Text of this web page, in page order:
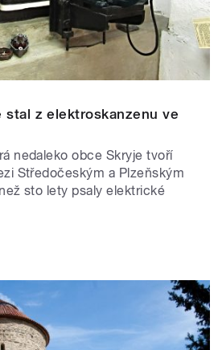
stal z elektroskanzenu ve
nedaleko obce Skryje tvoří
Středočeským a Plzeňským
sto lety psaly elektrické